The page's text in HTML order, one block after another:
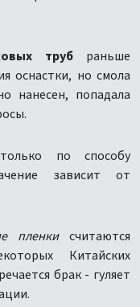
трубраньше
оснастки, но смола
нанесен, попадала
по способу
зависит от
пленкисчитаются
Китайских
брак - гуляет